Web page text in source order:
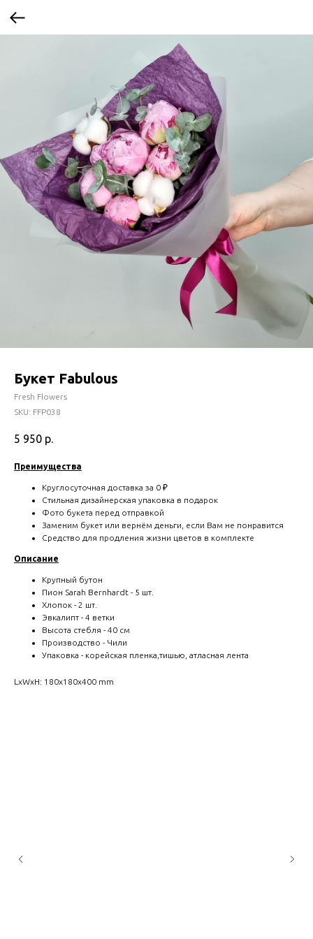
Букет Fabulous
Fresh Flowers
SKU: FFP038
5 950 р.
Преимущества
Круглосуточная доставка за 0 ₽
Стильная дизайнерская упаковка в подарок
Фото букета перед отправкой
Заменим букет или вернём деньги, если Вам не понравится
Средство для продления жизни цветов в комплекте
Описание
Крупный бутон
Пион Sarah Bernhardt - 5 шт.
Хлопок - 2 шт.
Эвкалипт - 4 ветки
Высота стебля - 40 см
Производство - Чили
Упаковка - корейская пленка,тишью, атласная лента
LxWxH: 180x180x400 mm